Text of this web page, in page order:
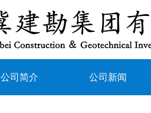
公司简介 公司新闻